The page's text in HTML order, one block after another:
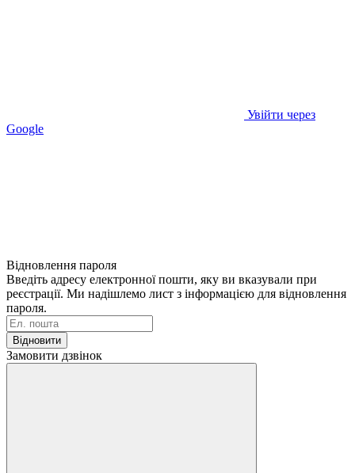
Увійти через
Google
Відновлення пароля
Введіть адресу електронної пошти, яку ви вказували при
реєстрації. Ми надішлемо лист з інформацією для відновлення
пароля.
Відновити
Замовити дзвінок